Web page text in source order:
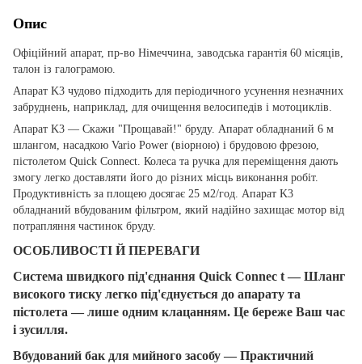
Опис
Офіційний апарат, пр-во Німеччина, заводська гарантія 60 місяців,
талон із галограмою.
Апарат K3 чудово підходить для періодичного усунення незначних
забруднень, наприклад, для очищення велосипедів і мотоциклів.
Апарат K3 — Скажи "Прощавай!" бруду. Апарат обладнаний 6 м
шлангом, насадкою Vario Power (віорною) і брудовою фрезою,
пістолетом Quick Connect. Колеса та ручка для переміщення дають
змогу легко доставляти його до різних місць виконання робіт.
Продуктивність за площею досягає 25 м2/год. Апарат K3
обладнаний вбудованим фільтром, який надійно захищає мотор від
потрапляння частинок бруду.
ОСОБЛИВОСТІ Й ПЕРЕВАГИ
Система швидкого під'єднання Quick Connec t — Шланг
високого тиску легко під'єднується до апарату та
пістолета — лише одним клацанням. Це береже Ваш час
і зусилля.
Вбудований бак для мийного засобу — Практичний